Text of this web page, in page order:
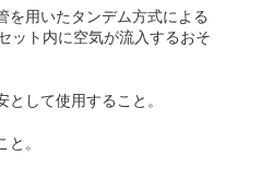
用いたタンデム方式による
ット内に空気が流入するおそ
して使用すること。
。